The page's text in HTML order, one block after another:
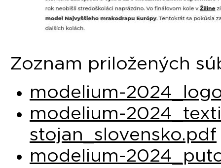
Zoznam priložených
modelium-
modelium-
stojan_slovensko.pdf
modelium-